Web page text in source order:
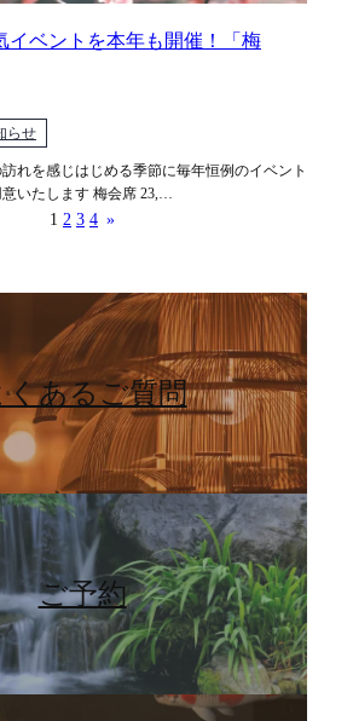
イベントを本年も開催！「梅
らせ
れを感じはじめる季節に毎年恒例のイベント
いたします 梅会席 23,…
1 2 3 4 »
くあるご質問
ご予約